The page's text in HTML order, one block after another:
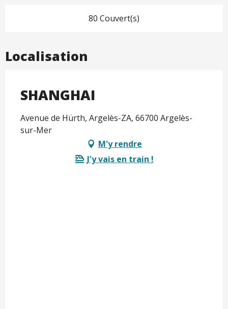
80 Couvert(s)
Localisation
SHANGHAI
Avenue de Hürth, Argelès-ZA, 66700 Argelès-
sur-Mer
M'y rendre
J'y vais en train !